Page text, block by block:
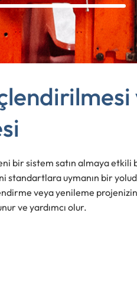
bir sistem satın almaya
standartlara uymanın bir
veya yenileme
ve yardımcı olur.